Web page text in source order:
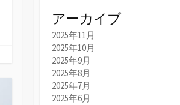
アーカイブ
2025年11月
2025年10月
2025年9月
2025年8月
2025年7月
2025年6月